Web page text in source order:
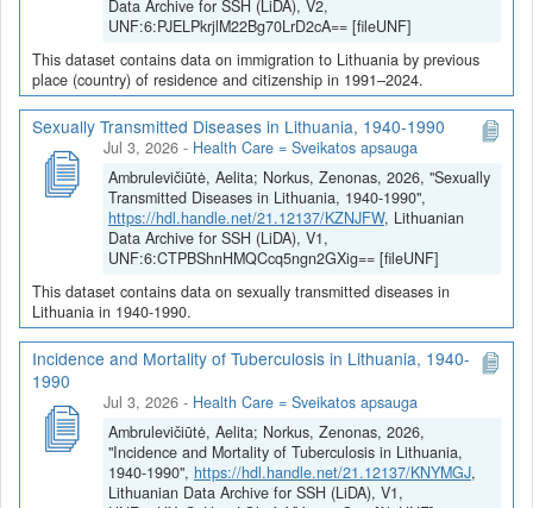
Data Archive for SSH (LiDA), V2,
UNF:6:PJELPkrjlM22Bg70LrD2cA== [fileUNF]
This dataset contains data on immigration to Lithuania by previous
place (country) of residence and citizenship in 1991–2024.
Sexually Transmitted Diseases in Lithuania, 1940-1990
Jul 3, 2026 - Health Care = Sveikatos apsauga
Ambrulevičiūtė, Aelita; Norkus, Zenonas, 2026, "Sexually
Transmitted Diseases in Lithuania, 1940-1990",
https://hdl.handle.net/21.12137/KZNJFW, Lithuanian
Data Archive for SSH (LiDA), V1,
UNF:6:CTPBShnHMQCcq5ngn2GXig== [fileUNF]
This dataset contains data on sexually transmitted diseases in
Lithuania in 1940-1990.
Incidence and Mortality of Tuberculosis in Lithuania, 1940-
1990
Jul 3, 2026 - Health Care = Sveikatos apsauga
Ambrulevičiūtė, Aelita; Norkus, Zenonas, 2026,
"Incidence and Mortality of Tuberculosis in Lithuania,
1940-1990", https://hdl.handle.net/21.12137/KNYMGJ,
Lithuanian Data Archive for SSH (LiDA), V1,